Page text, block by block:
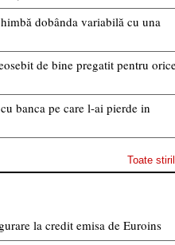
dobânda variabilă cu una
de bine pregatit pentru
banca pe care l-ai pierde in
Toate
la credit emisa de Euroins